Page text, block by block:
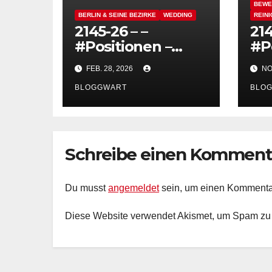
BERLIN & SEINE BEZIRKE WEDDING
2145-26 – –
#Positionen –
Guten Morgen,
Berlin, Du kannst
so hässlich sein,
schmutzig und
FEB. 28, 2026
BLOGGWART
Schreibe einen
Du musstangemeldetsein, um einen
Diese Website verwendet Akismet, um Spam